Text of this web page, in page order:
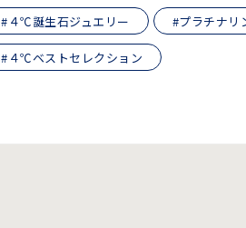
#４℃誕生石ジュエリー #プラチナリ
#４℃ベストセレクション